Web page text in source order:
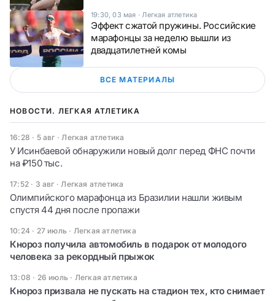
19:30, 03 мая ·Легкая атлетика
Эффект сжатой пружины. Российские
марафонцы за неделю вышли из
двадцатилетней комы
ВСЕ МАТЕРИАЛЫ
НОВОСТИ. ЛЕГКАЯ АТЛЕТИКА
16:28 · 5 авг · Легкая атлетика
У Исинбаевой обнаружили новый долг перед ФНС почти
на ₽150 тыс.
17:52 · 3 авг · Легкая атлетика
Олимпийского марафонца из Бразилии нашли живым
спустя 44 дня после пропажи
10:24 · 27 июль · Легкая атлетика
Кнороз получила автомобиль в подарок от молодого
человека за рекордный прыжок
13:08 · 26 июль · Легкая атлетика
Кнороз призвала не пускать на стадион тех, кто снимает